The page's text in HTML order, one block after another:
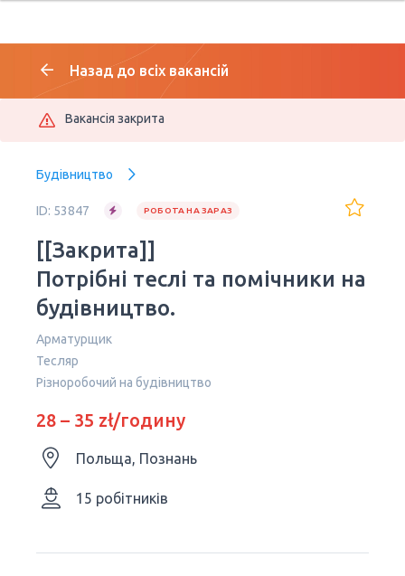
Назад до всіх вакансій
Вакансія закрита
Будівництво
ID: 53847 РОБОТА НА ЗАРАЗ
[[Закрита]]
Потрібні теслі та помічники на
будівництво.
Арматурщик
Тесляр
Різноробочий на будівництво
28 – 35 zł/годину
Польща, Познань
15 робітників